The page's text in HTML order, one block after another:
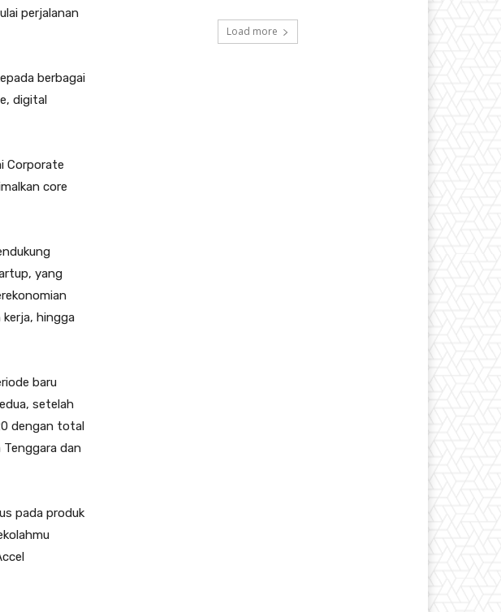
perjalanan
berbagai
digital
Corporate
core
yang
hingga
baru
setelah
dengan total
dan
pada produk
Load more